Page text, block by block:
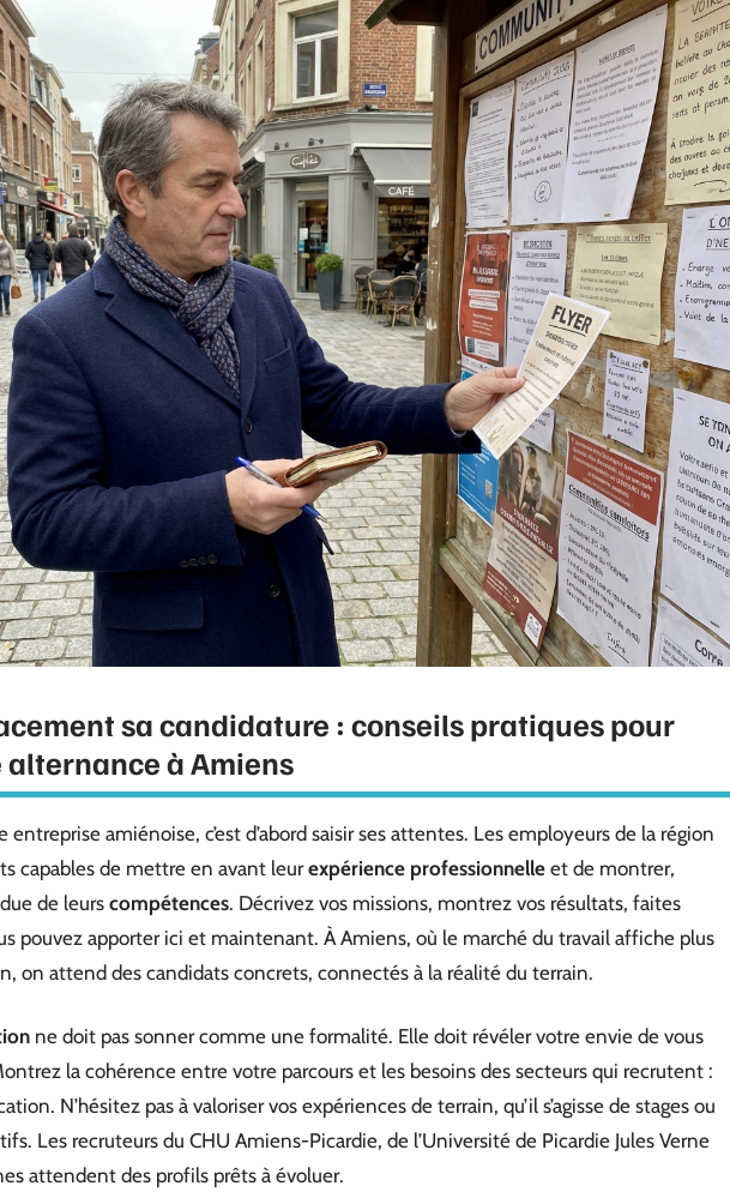
sa candidature : conseils pratiques pour
à Amiens
entreprise amiénoise, c’est d’abord saisir ses attentes. Les employeurs de la région
capables de mettre en avant leurexpérience professionnelle et de montrer,
de leurs compétences. Décrivez vos missions, montrez vos résultats, faites
pouvez apporter ici et maintenant. À Amiens, où le marché du travail affiche plus
on attend des candidats concrets, connectés à la réalité du terrain.
ne doit pas sonner comme une formalité. Elle doit révéler votre envie de vous
la cohérence entre votre parcours et les besoins des secteurs qui recrutent :
N’hésitez pas à valoriser vos expériences de terrain, qu’il s’agisse de stages ou
Les recruteurs du CHU Amiens-Picardie, de l’Université de Picardie Jules Verne
attendent des profils prêts à évoluer.